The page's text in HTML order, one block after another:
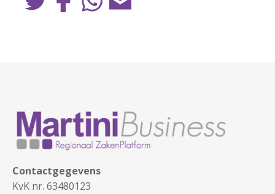
Contactgegevens
KvK nr. 63480123